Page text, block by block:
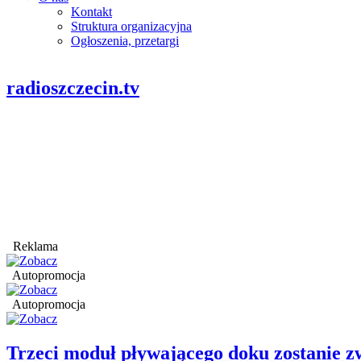
Kontakt
Struktura organizacyjna
Ogłoszenia, przetargi
radioszczecin.tv
Reklama
Autopromocja
Autopromocja
Trzeci moduł pływającego doku zostanie